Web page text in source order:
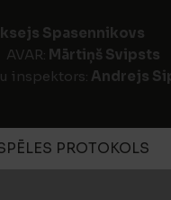
Spasennikovs
AVAR: Mārtiņš Svipsts
inspektors: Andrejs
PROTOKOLS